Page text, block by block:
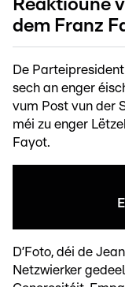
Reaktioune
dem Franz
De
sech an enger
vum Post vun der
méi zu enger
Fayot.
D’Foto, déi de
Netzwierker